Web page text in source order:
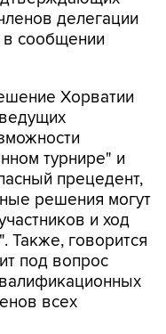
делегации
в сообщении
Хорватии
турнире" и
прецедент,
решения могут
и ход
Также, говорится
под вопрос
всех